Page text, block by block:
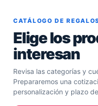
content
CATÁLOGO DE
Elige los
interesan
Revisa las categorías y
Prepararemos una
personalización y plazo